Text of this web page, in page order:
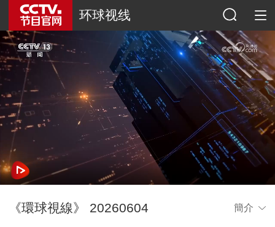
环球视线
《環球視線》 20260604 簡介